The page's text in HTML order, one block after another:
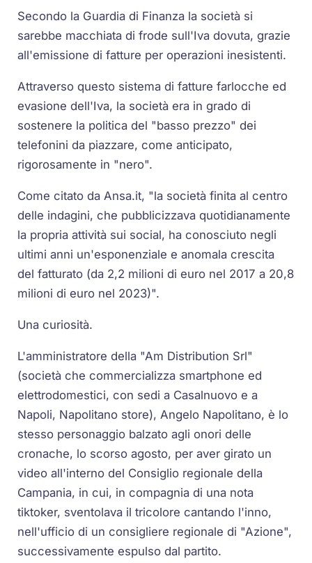
Secondo la Guardia di Finanza la società si
sarebbe macchiata di frode sull'Iva dovuta, grazie
all'emissione di fatture per operazioni inesistenti.
Attraverso questo sistema di fatture farlocche ed
evasione dell'Iva, la società era in grado di
sostenere la politica del "basso prezzo" dei
telefonini da piazzare, come anticipato,
rigorosamente in "nero".
Come citato da Ansa.it, "la società finita al centro
delle indagini, che pubblicizzava quotidianamente
la propria attività sui social, ha conosciuto negli
ultimi anni un'esponenziale e anomala crescita
del fatturato (da 2,2 milioni di euro nel 2017 a 20,8
milioni di euro nel 2023)".
Una curiosità.
L'amministratore della "Am Distribution Srl"
(società che commercializza smartphone ed
elettrodomestici, con sedi a Casalnuovo e a
Napoli, Napolitano store), Angelo Napolitano, è lo
stesso personaggio balzato agli onori delle
cronache, lo scorso agosto, per aver girato un
video all'interno del Consiglio regionale della
Campania, in cui, in compagnia di una nota
tiktoker, sventolava il tricolore cantando l'inno,
nell'ufficio di un consigliere regionale di "Azione",
successivamente espulso dal partito.